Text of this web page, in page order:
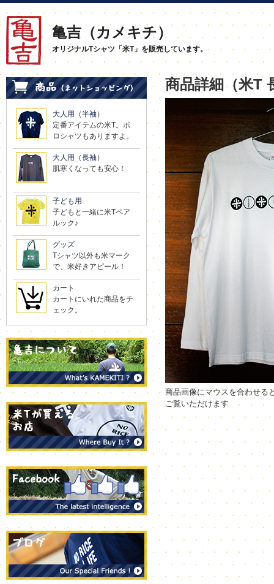
亀吉（カメキチ）
オリジナルTシャツ「米T」を販売しています。
商品詳細（米T
商品画像にマウスを合わせる
ご覧いただけます
大人用（半袖）
定番アイテムの米T。ポ
ロシャツもありますよ。
大人用（長袖）
肌寒くなっても安心！
子ども用
子どもと一緒に米Tペア
ルック♪
グッズ
Tシャツ以外も米マーク
で、米好きアピール！
カート
カートにいれた商品をチ
ェック。